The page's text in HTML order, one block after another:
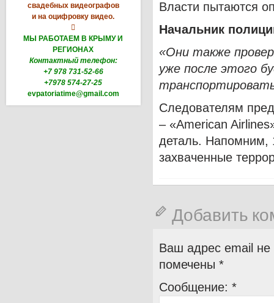
свадебных видеографов
и на оцифровку видео.

МЫ РАБОТАЕМ В КРЫМУ И
РЕГИОНАХ
Контактный телефон:
+7 978 731-52-66
+7978 574-27-25
evpatoriatime@gmail.com
Власти пытаются
Начальник
«Они также
уже после этого
Следователям
– «American
деталь. Напомним,
захваченные
Добавить
Ваш адрес email не
помечены *
Сообщение: *